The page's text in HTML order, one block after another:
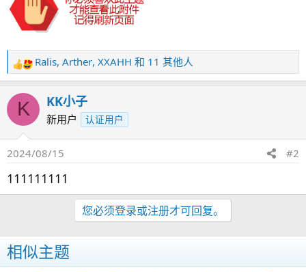
反
馈
：
Ralis, Arther, XXAHH 和 11 其他人
K KK小子
新用户 认证用户
2024/08/15 #2
111111111
您必须登录或注册才可回复。
相似主题